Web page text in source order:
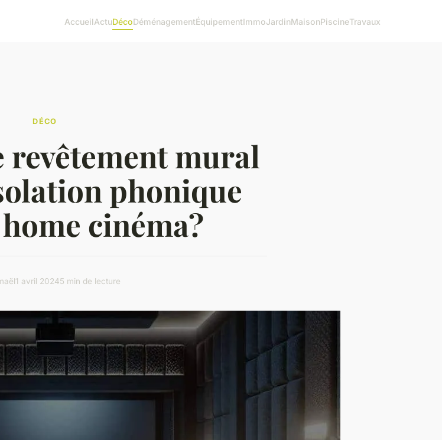
AccueilActuDécoDéménagementÉquipementImmoJardinMaisonPiscineTravaux
DÉCO
revêtement mural
phonique
cinéma?
1 avril 20245 min de lecture